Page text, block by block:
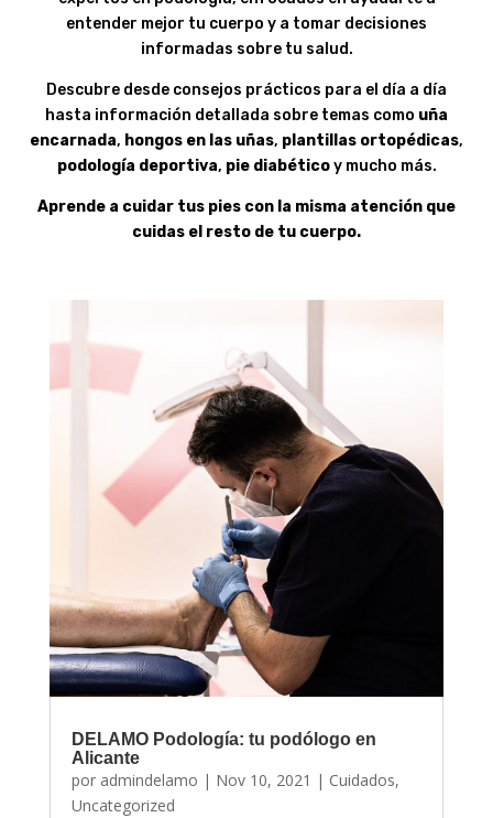
entender mejor tu cuerpo y a tomar decisiones
informadas sobre tu salud.
Descubre desde consejos prácticos para el día a día
hasta información detallada sobre temas como uña
encarnada, hongos en las uñas, plantillas ortopédicas,
podología deportiva, pie diabéticoy mucho más.
Aprende a cuidar tus pies con la misma atención que
cuidas el resto de tu cuerpo.
DELAMO Podología: tu podólogo en
Alicante
por admindelamo | Nov 10, 2021 | Cuidados,
Uncategorized